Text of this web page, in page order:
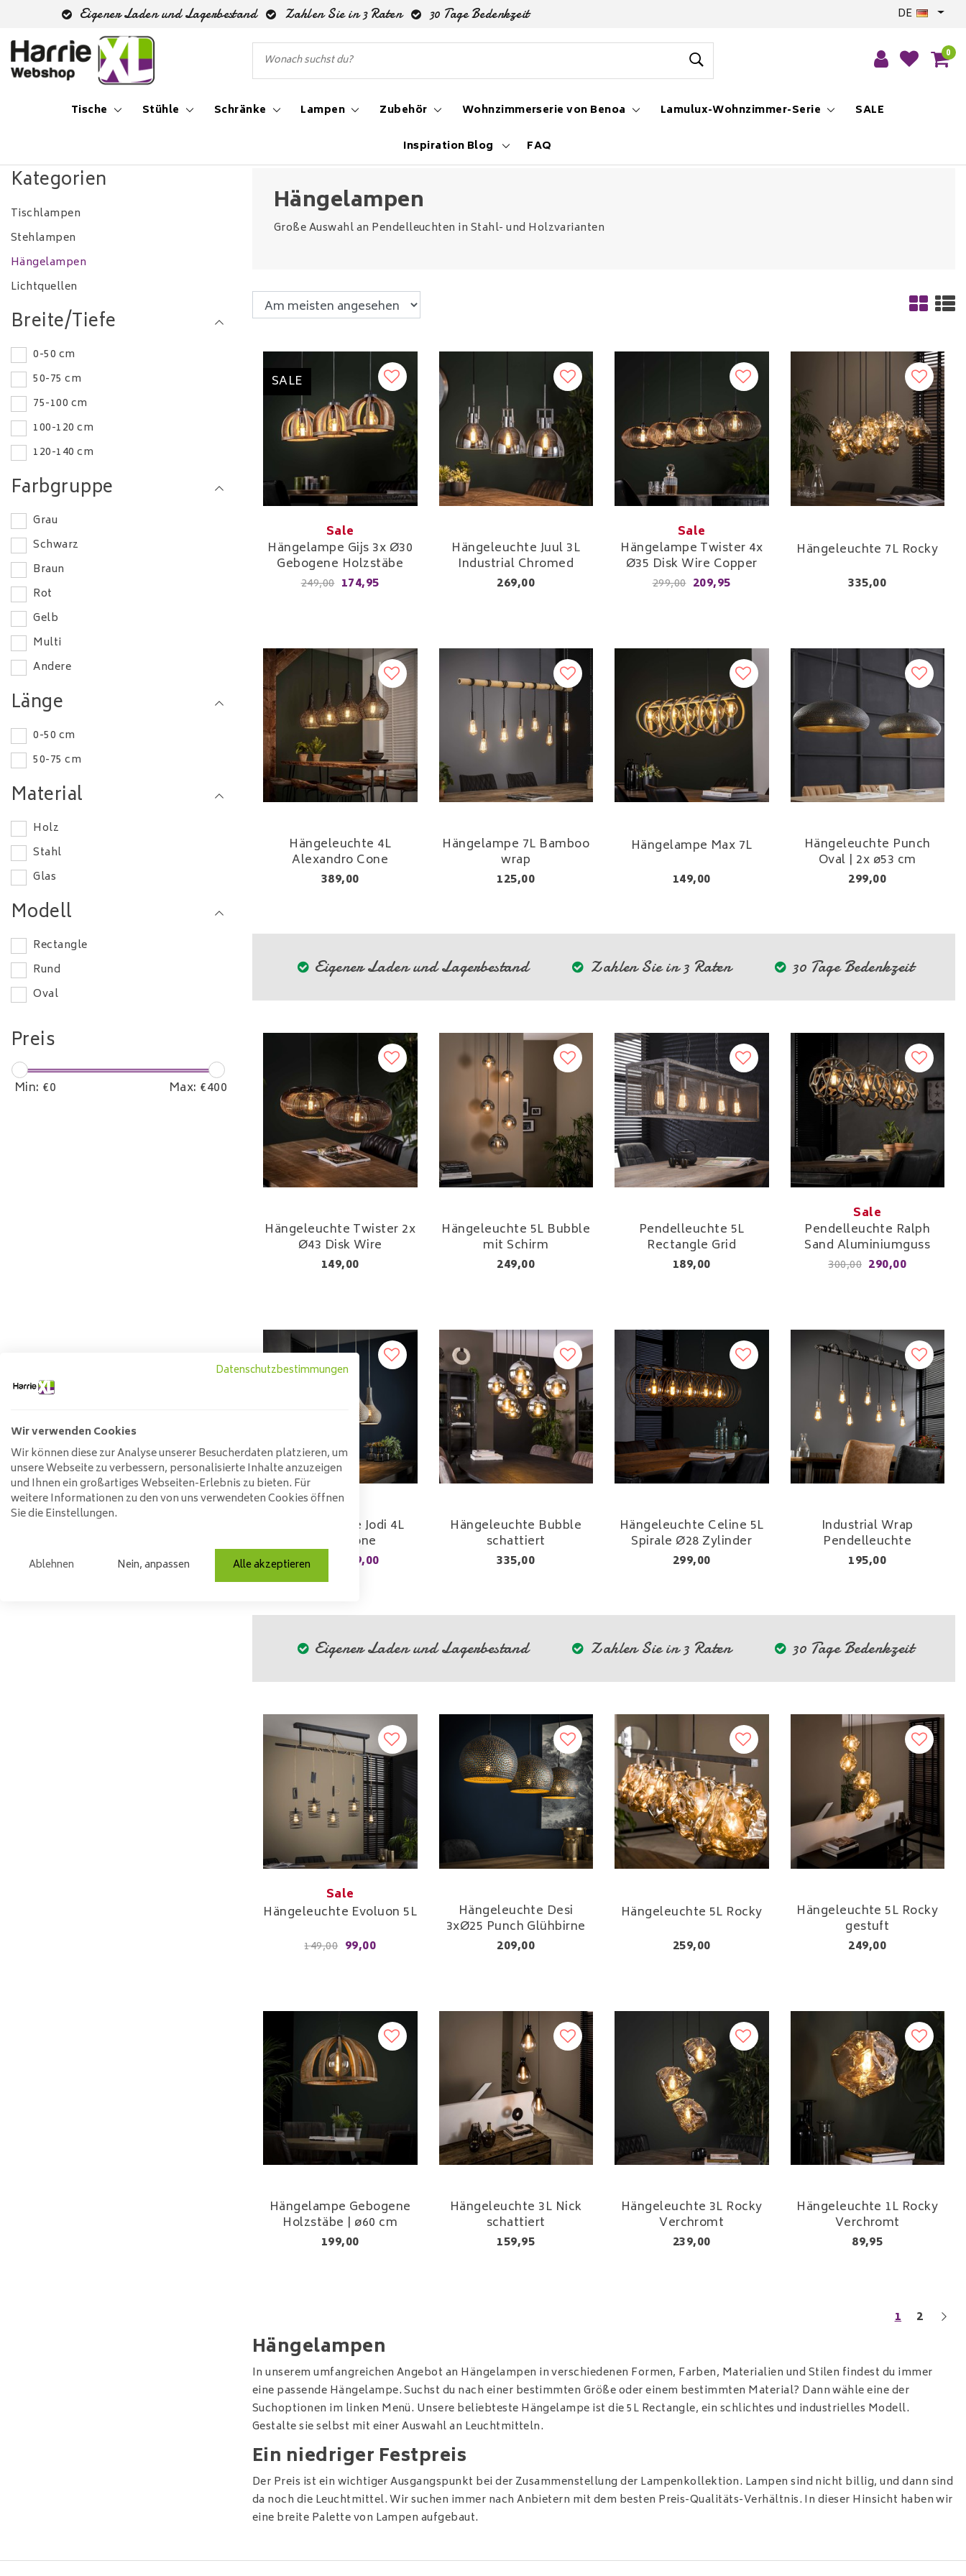
Eigener Laden und Lagerbestand Zahlen Sie in 3 Raten 30 Tage Bedenkzeit DE
0
Tische Stühle Schränke Lampen Zubehör Wohnzimmerserie von Benoa Lamulux-Wohnzimmer-Serie
SALE
Inspiration Blog
FAQ
Kategorien
Tischlampen
Stehlampen
Hängelampen
Lichtquellen
Breite/Tiefe
0-50 cm
50-75 cm
75-100 cm
100-120 cm
120-140 cm
Farbgruppe
Grau
Schwarz
Braun
Rot
Gelb
Multi
Andere
Länge
0-50 cm
50-75 cm
Material
Holz
Stahl
Glas
Modell
Rectangle
Rund
Oval
Preis
Min: €0 Max: €400
Hängelampen
Große Auswahl an Pendelleuchten in Stahl- und Holzvarianten
SALE
Sale
Hängelampe Gijs 3x Ø30
Gebogene Holzstäbe
249,00 174,95
Hängeleuchte Juul 3L
Industrial Chromed
269,00
Sale
Hängelampe Twister 4x
Ø35 Disk Wire Copper
299,00 209,95
Hängeleuchte 7L Rocky
335,00
Hängeleuchte 4L
Alexandro Cone
389,00
Hängelampe 7L Bamboo
wrap
125,00
Hängelampe Max 7L
149,00
Hängeleuchte Punch
Oval | 2x ø53 cm
299,00
Eigener Laden und Lagerbestand Zahlen Sie in 3 Raten 30 Tage Bedenkzeit
Hängeleuchte Twister 2x
Ø43 Disk Wire
149,00
Hängeleuchte 5L Bubble
mit Schirm
249,00
Pendelleuchte 5L
Rectangle Grid
189,00
Sale
Pendelleuchte Ralph
Sand Aluminiumguss
300,00 290,00
Hängeleuchte Jodi 4L
Punch Cone
329,00 279,00
Hängeleuchte Bubble
schattiert
335,00
Hängeleuchte Celine 5L
Spirale Ø28 Zylinder
299,00
Industrial Wrap
Pendelleuchte
195,00
Eigener Laden und Lagerbestand Zahlen Sie in 3 Raten 30 Tage Bedenkzeit
Sale
Hängeleuchte Evoluon 5L
149,00 99,00
Hängeleuchte Desi
3xØ25 Punch Glühbirne
209,00
Hängeleuchte 5L Rocky
259,00
Hängeleuchte 5L Rocky
gestuft
249,00
Hängelampe Gebogene
Holzstäbe | ø60 cm
199,00
Hängeleuchte 3L Nick
schattiert
159,95
Hängeleuchte 3L Rocky
Verchromt
239,00
Hängeleuchte 1L Rocky
Verchromt
89,95
1 2
Hängelampen
In unserem umfangreichen Angebot an Hängelampen in verschiedenen Formen, Farben, Materialien und Stilen findest du immer
eine passende Hängelampe. Suchst du nach einer bestimmten Größe oder einem bestimmten Material? Dann wähle eine der
Suchoptionen im linken Menü. Unsere beliebteste Hängelampe ist die5L Rectangle, ein schlichtes und industrielles Modell.
Gestalte sie selbst mit einer Auswahl an Leuchtmitteln.
Ein niedriger Festpreis
Der Preis ist ein wichtiger Ausgangspunkt bei der Zusammenstellung der Lampenkollektion. Lampen sind nicht billig, und dann sind
da noch die Leuchtmittel. Wir suchen immer nach Anbietern mit dem besten Preis-Qualitäts-Verhältnis. In dieser Hinsicht haben wir
eine breite Palette von Lampen aufgebaut.
Datenschutzbestimmungen
Wir verwenden Cookies
Wir können diese zur Analyse unserer Besucherdaten platzieren, um
unsere Webseite zu verbessern, personalisierte Inhalte anzuzeigen
und Ihnen ein großartiges Webseiten-Erlebnis zu bieten. Für
weitere Informationen zu den von uns verwendeten Cookies öffnen
Sie die Einstellungen.
Ablehnen Nein, anpassen Alle akzeptieren